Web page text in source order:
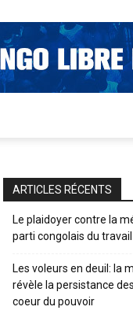
ARTICLES RÉCENTS
Le plaidoyer contre la
parti congolais du
Les voleurs en deuil: la
révèle la persistance
coeur du pouvoir